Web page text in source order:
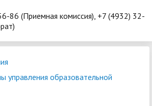
86 (Приемная комиссия), +7 (4932) 32-
управления образовательной